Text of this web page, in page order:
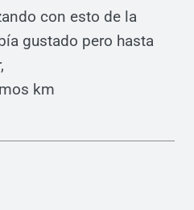
con esto de la
gustado pero hasta
km